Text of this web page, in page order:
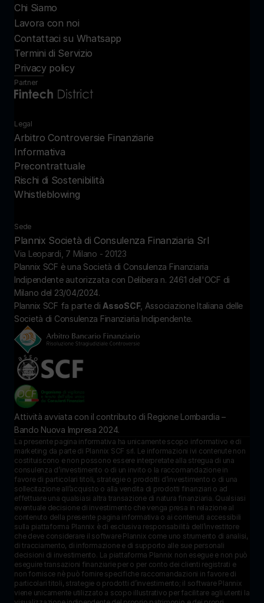
La presente pagina informativa ha unicamente scopo informativo e di
marketing da parte di Plannix SCF srl. Le informazioni ivi contenute non
costituiscono e non possono essere interpretate alla stregua di una
consulenza d’investimento o di un invito o la raccomandazione in
favore di particolari titoli, strategie o prodotti d’investimento o di una
sollecitazione all’acquisto o alla vendita di prodotti finanziari o ad
effettuare una qualsiasi altra transazione di natura finanziaria. Qualsiasi
eventuale decisione di investimento che venga presa in relazione al
contenuto della presente pagina informativa o ai contenuti accessibili
sulla piattaforma Plannix è di esclusiva responsabilità dell’investitore
che deve considerare il software Plannix come uno strumento di analisi,
di tracciamento, di informazione e di supporto alle sue personali
decisioni di investimento. La piattaforma Plannix non esegue e non può
eseguire transazioni finanziarie per o per conto dei clienti registrati e
non fornisce nè può fornire specifiche raccomandazioni in favore di
particolari titoli, strategie o prodotti d’investimento; il software Plannix
viene unicamente utilizzato a scopo illustrativo per facilitare agli utenti la
Chi Siamo
Lavora con noi
Contattaci su Whatsapp
Termini di Servizio
Privacy policy
Partner
Sede
Plannix Società di Consulenza Finanziaria Srl
Via Leopardi, 7 Milano - 20123
Legal
Arbitro Controversie Finanziarie
Informativa
Precontrattuale
Rischi di Sostenibilità
Whistleblowing
Plannix SCF è una Società di Consulenza Finanziaria
Indipendente autorizzata con Delibera n. 2461 dell'OCF di
Milano del 23/04/2024.
Plannix SCF fa parte di AssoSCF, Associazione Italiana delle
Società di Consulenza Finanziaria Indipendente.
Attività avviata con il contributo di Regione Lombardia –
Bando Nuova Impresa 2024.